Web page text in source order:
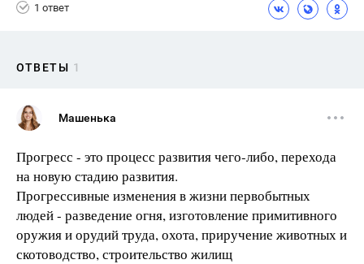
1 ответ
ОТВЕТЫ 1
Машенька
Прогресс - это процесс развития чего-либо, перехода
на новую стадию развития.
Прогрессивные изменения в жизни первобытных
людей - разведение огня, изготовление примитивного
оружия и орудий труда, охота, приручение животных и
скотоводство, строительство жилищ